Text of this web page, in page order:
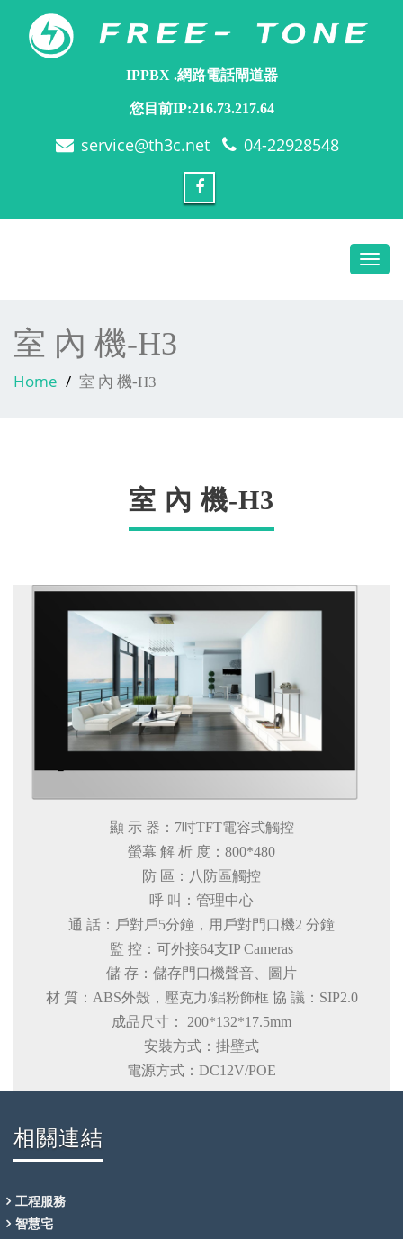
IPPBX .網路電話閘道器
您目前IP:216.73.217.64
service@th3c.net 04-22928548
室 內 機-H3
Home 室 內 機-H3
室 內 機-H3
顯 示 器：7吋TFT電容式觸控
螢幕 解 析 度：800*480
防 區：八防區觸控
呼 叫：管理中心
通 話：戶對戶5分鐘，用戶對門口機2 分鐘
監 控：可外接64支IP Cameras
儲 存：儲存門口機聲音、圖片
材 質：ABS外殼，壓克力/鋁粉飾框 協 議：SIP2.0
成品尺寸： 200*132*17.5mm
安裝方式：掛壁式
電源方式：DC12V/POE
相關連結
工程服務
智慧宅